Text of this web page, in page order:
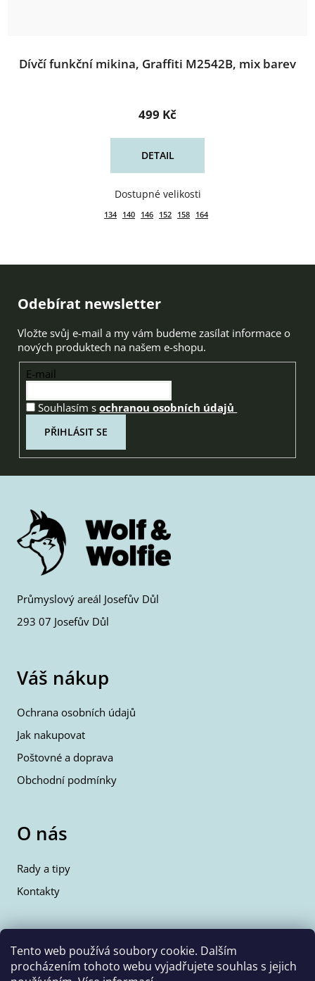
Tento web používá soubory cookie. Dalším
procházením tohoto webu vyjadřujete souhlas s jejich
Dívčí funkční mikina, Graffiti M2542B, mix barev
499 Kč
DETAIL
134 140 146 152 158 164
Zápatí
Odebírat newsletter
Vložte svůj e-mail a my vám budeme zasílat informace o
nových produktech na našem e-shopu.
E-mail
Souhlasím sochranou osobních údajů
PŘIHLÁSIT SE
Průmyslový areál Josefův Důl
293 07 Josefův Důl
Váš nákup
Ochrana osobních údajů
Jak nakupovat
Poštovné a doprava
Obchodní podmínky
O nás
Rady a tipy
Kontakty
Kontakty